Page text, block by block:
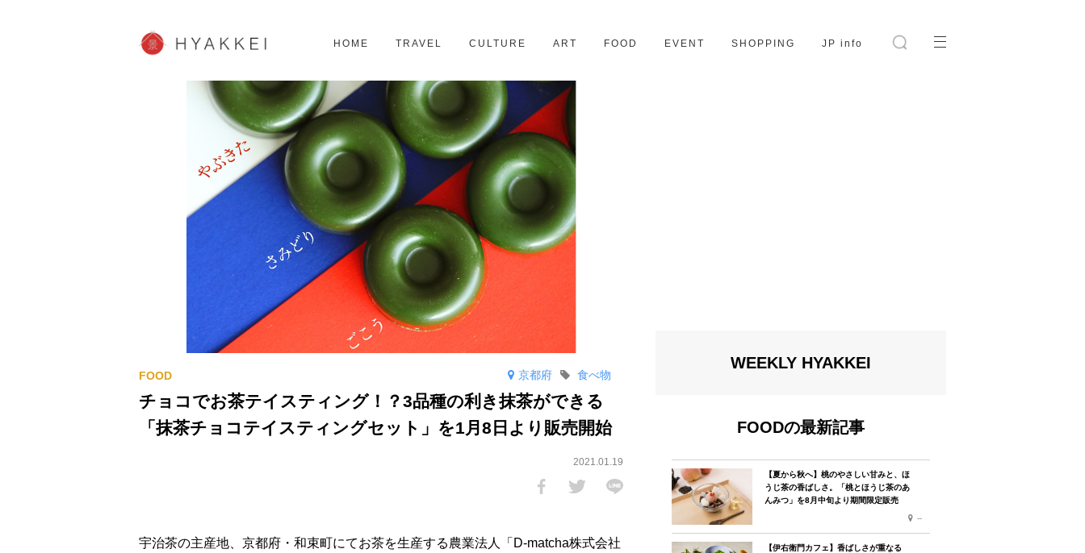
HOME TRAVEL CULTURE ART FOOD EVENT SHOPPING JP info
JP info
京都府 食べ物
チョコでお茶テイスティング！？3品種の利き抹茶ができる
「抹茶チョコテイスティングセット」を1月8日より販売開始
2021.01.19
宇治茶の主産地、京都府・和束町にてお茶を生産する農業法人「D-matcha株式会社
WEEKLY HYAKKEI
FOODの最新記事
【夏から秋へ】桃のやさしい甘みと、ほ
うじ茶の香ばしさ。「桃とほうじ茶のあ
んみつ」を8月中旬より期間限定販売
--
【伊右衛門カフェ】香ばしさが重なる